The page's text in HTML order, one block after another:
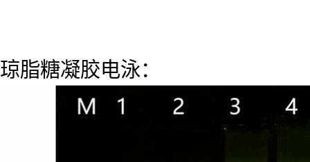
琼脂糖凝胶电泳：